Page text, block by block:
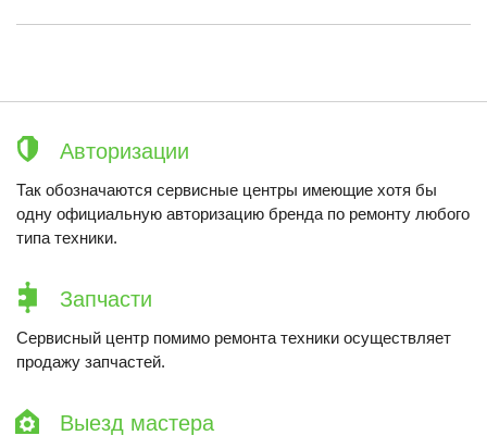
Авторизации
Так обозначаются сервисные центры имеющие хотя бы
одну официальную авторизацию бренда по ремонту любого
типа техники.
Запчасти
Сервисный центр помимо ремонта техники осуществляет
продажу запчастей.
Выезд мастера